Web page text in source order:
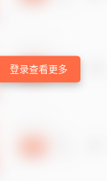
登录查看更多